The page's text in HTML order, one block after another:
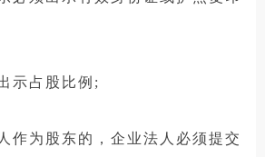
占股比例;
为股东的，企业法人必须提交